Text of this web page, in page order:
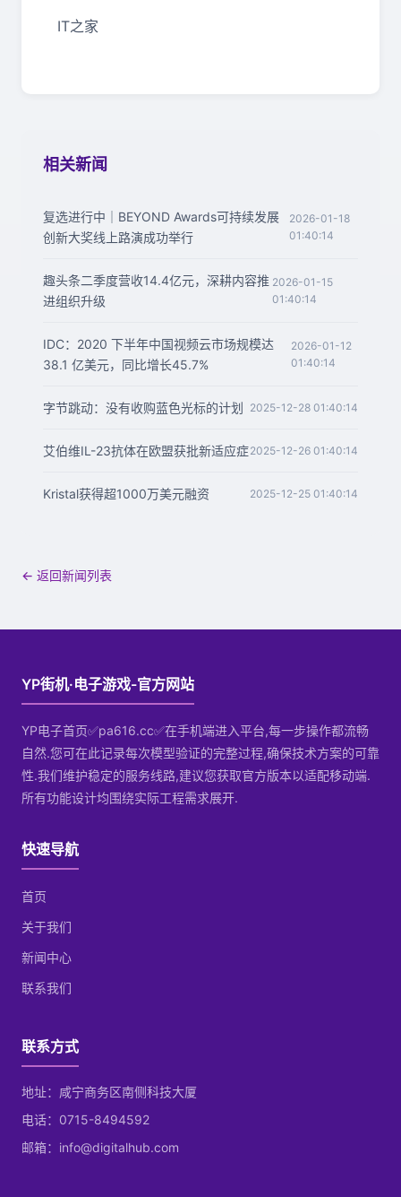
IT之家
相关新闻
复选进行中｜BEYOND Awards可持续发展
创新大奖线上路演成功举行
2026-01-18
01:40:14
趣头条二季度营收14.4亿元，深耕内容推
进组织升级
2026-01-15
01:40:14
IDC：2020 下半年中国视频云市场规模达
38.1 亿美元，同比增长45.7%
2026-01-12
01:40:14
字节跳动：没有收购蓝色光标的计划 2025-12-28 01:40:14
艾伯维IL-23抗体在欧盟获批新适应症2025-12-26 01:40:14
Kristal获得超1000万美元融资 2025-12-25 01:40:14
← 返回新闻列表
YP街机·电子游戏-官方网站
YP电子首页✅pa616.cc✅在手机端进入平台,每一步操作都流畅
自然.您可在此记录每次模型验证的完整过程,确保技术方案的可靠
性.我们维护稳定的服务线路,建议您获取官方版本以适配移动端.
所有功能设计均围绕实际工程需求展开.
快速导航
首页
关于我们
新闻中心
联系我们
联系方式
地址：咸宁商务区南侧科技大厦
电话：0715-8494592
邮箱：info@digitalhub.com